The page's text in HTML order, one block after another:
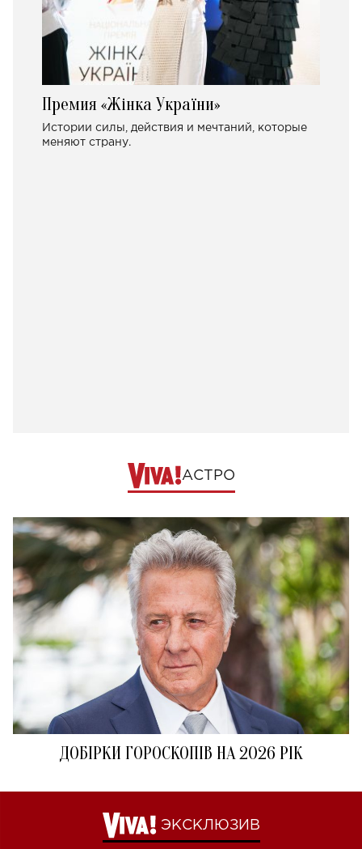
Премия «Жінка України»
Истории силы, действия и мечтаний, которые
меняют страну.
АСТРО
ДОБІРКИ ГОРОСКОПІВ НА 2026 РІК
ЭКСКЛЮЗИВ